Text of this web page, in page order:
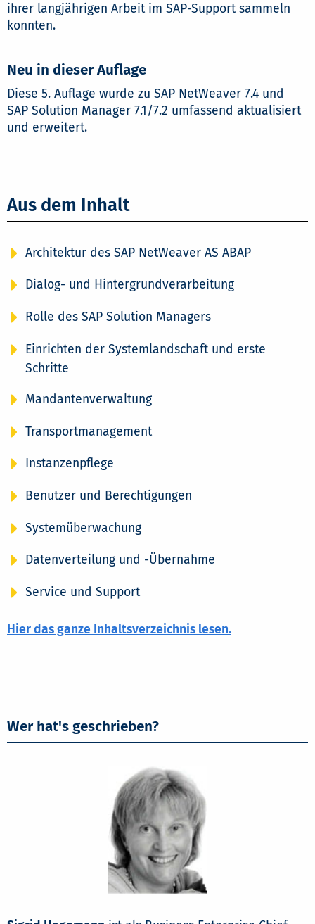
ihrer langjährigen Arbeit im SAP-Support sammeln
konnten.
Neu in dieser Auflage
Diese 5. Auflage wurde zu SAP NetWeaver 7.4 und
SAP Solution Manager 7.1/7.2 umfassend aktualisiert
und erweitert.
Aus dem Inhalt
Architektur des SAP NetWeaver AS ABAP
Dialog- und Hintergrundverarbeitung
Rolle des SAP Solution Managers
Einrichten der Systemlandschaft und erste
Schritte
Mandantenverwaltung
Transportmanagement
Instanzenpflege
Benutzer und Berechtigungen
Systemüberwachung
Datenverteilung und -Übernahme
Service und Support
Hier das ganze Inhaltsverzeichnis lesen.
Wer hat's geschrieben?